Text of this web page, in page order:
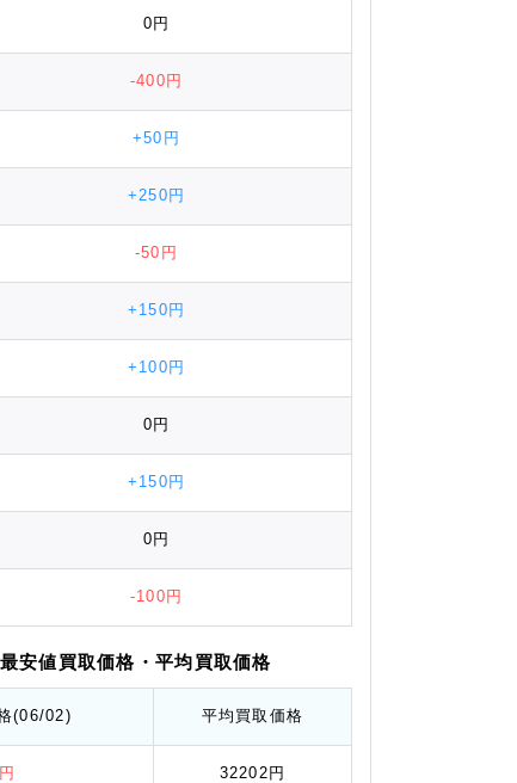
0円
-400円
+50円
+250円
-50円
+150円
+100円
0円
+150円
0円
-100円
最安値買取価格 ・平均買取価格
(06/02) 平均 買取価格
32202円